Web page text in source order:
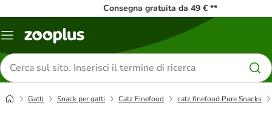
Consegna gratuita da 49 € **
Overview
Cerca
prodotti
Gatti Snack per gatti Catz Finefood catz finefood Pure Snacks